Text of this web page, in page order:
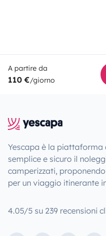
A partire da
110 €/giorno
Yescapa è la piattaforma
semplice e sicuro il
camperizzati,
per un viaggio itinerante
4.05/5 su 239 recensioni